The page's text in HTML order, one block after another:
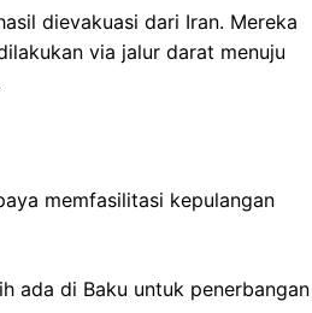
dievakuasi dari Iran. Mereka
via jalur darat menuju
memfasilitasi kepulangan
ada di Baku untuk penerbangan